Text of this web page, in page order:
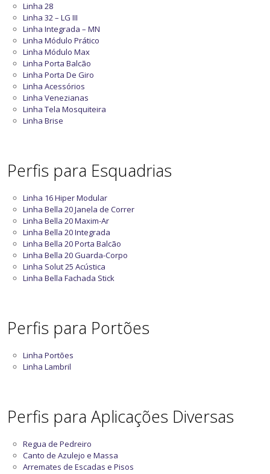
Linha 28
Linha 32 – LG III
Linha Integrada – MN
Linha Módulo Prático
Linha Módulo Max
Linha Porta Balcão
Linha Porta De Giro
Linha Acessórios
Linha Venezianas
Linha Tela Mosquiteira
Linha Brise
Perfis para Esquadrias
Linha 16 Hiper Modular
Linha Bella 20 Janela de Correr
Linha Bella 20 Maxim-Ar
Linha Bella 20 Integrada
Linha Bella 20 Porta Balcão
Linha Bella 20 Guarda-Corpo
Linha Solut 25 Acústica
Linha Bella Fachada Stick
Perfis para Portões
Linha Portões
Linha Lambril
Perfis para Aplicações Diversas
Regua de Pedreiro
Canto de Azulejo e Massa
Arremates de Escadas e Pisos